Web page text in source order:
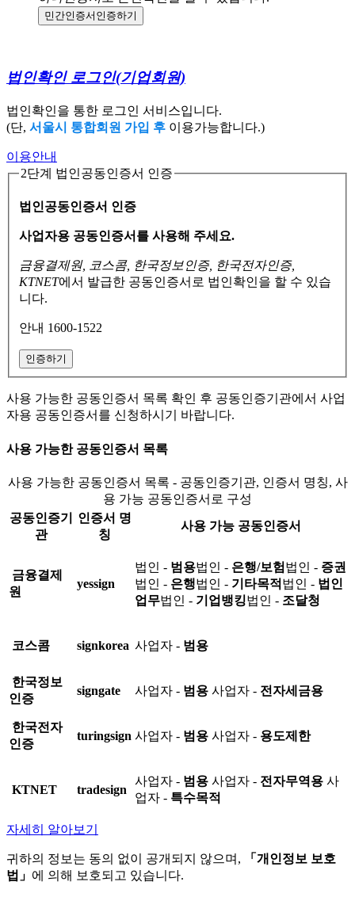
민간인증서 인증하기
법인확인 로그인(기업회원)
법인확인을 통한 로그인 서비스입니다.
(단, 서울시 통합회원 가입 후 이용가능합니다.)
이용안내
2단계 법인공동인증서 인증
법인공동인증서 인증
사업자용 공동인증서를 사용해 주세요.
금융결제원, 코스콤, 한국정보인증, 한국전자인증,
KTNET에서 발급한 공동인증서로 법인확인을 할 수 있습
니다.
안내 1600-1522
인증하기
사용 가능한 공동인증서 목록 확인 후 공동인증기관에서 사업
자용 공동인증서를 신청하시기 바랍니다.
사용 가능한 공동인증서 목록
사용 가능한 공동인증서 목록 - 공동인증기관, 인증서 명칭, 사
용 가능 공동인증서로 구성
공동인증기
관
인증서 명
칭
사용 가능 공동인증서
금융결제
원
yessign
법인 - 범용법인 - 은행/보험 법인 - 증권
법인 - 은행법인 - 기타목적 법인 - 법인
업무법인 - 기업뱅킹법인 - 조달청
코스콤 signkorea 사업자 - 범용
한국정보
인증
signgate 사업자 - 범용 사업자 - 전자세금용
한국전자
인증
turingsign 사업자 - 범용 사업자 - 용도제한
KTNET tradesign
사업자 - 범용 사업자 - 전자무역용 사
업자 - 특수목적
자세히 알아보기
귀하의 정보는 동의 없이 공개되지 않으며,
「개인정보 보호
법」 에 의해 보호되고 있습니다.